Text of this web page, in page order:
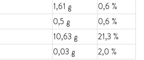
1,61 g
0,6 %
0,5 g
0,6 %
10,63 g
21,3 %
0,03 g
2,0 %